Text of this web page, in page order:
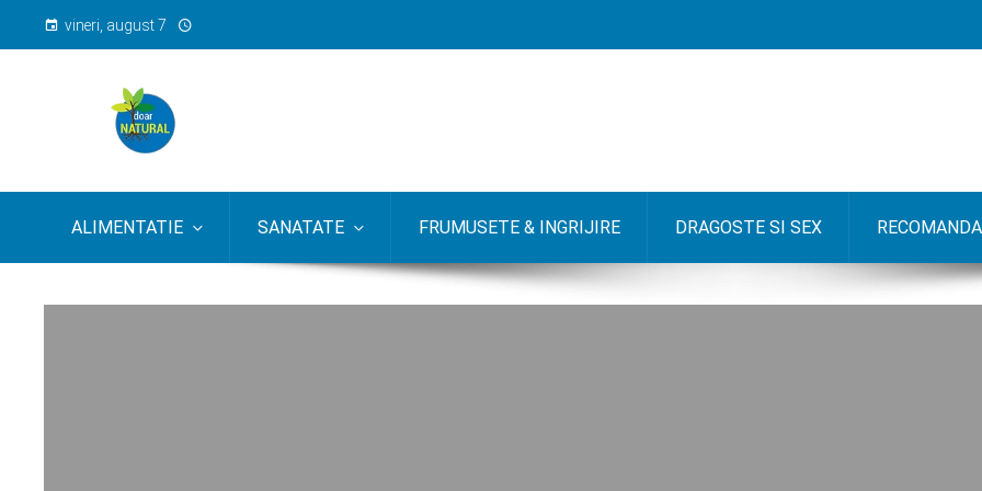
vineri, august 7
ALIMENTATIE SANATATE FRUMUSETE & INGRIJIRE DRAGOSTE SI SEX